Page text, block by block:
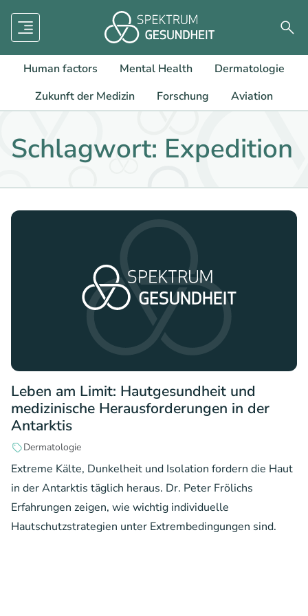
Menü
Human factors Mental Health
Dermatologie
Zukunft der Medizin
Forschung Aviation
Schlagwort: Expedition
Leben am Limit: Hautgesundheit und
medizinische Herausforderungen in der
Antarktis
Dermatologie
Extreme Kälte, Dunkelheit und Isolation fordern die Haut
in der Antarktis täglich heraus. Dr. Peter Frölichs
Erfahrungen zeigen, wie wichtig individuelle
Hautschutzstrategien unter Extrembedingungen sind.